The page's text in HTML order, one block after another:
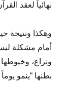
نهائياً لعقد
وهكذا ونتيجة
أمام مشكلة
ونزاع،
بطنها “ينمو